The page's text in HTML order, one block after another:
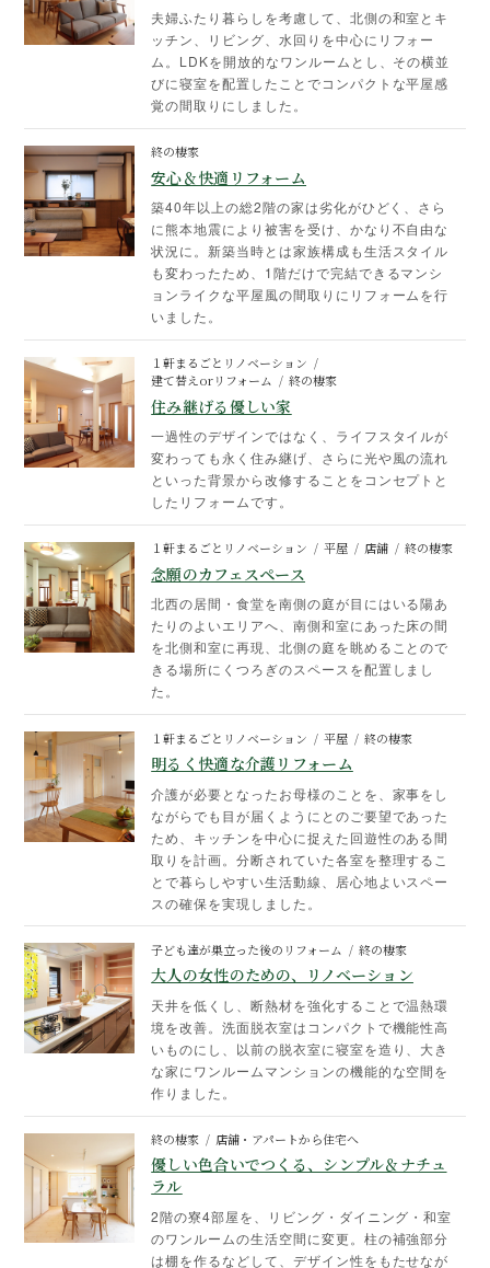
夫婦ふたり暮らしを考慮して、北側の和室とキ
ッチン、リビング、水回りを中心にリフォー
ム。LDKを開放的なワンルームとし、その横並
びに寝室を配置したことでコンパクトな平屋感
覚の間取りにしました。
終の棲家
安心＆快適リフォーム
築40年以上の総2階の家は劣化がひどく、さら
に熊本地震により被害を受け、かなり不自由な
状況に。新築当時とは家族構成も生活スタイル
も変わったため、1階だけで完結できるマンシ
ョンライクな平屋風の間取りにリフォームを行
いました。
１軒まるごとリノベーション
建て替えorリフォーム
終の棲家
住み継げる優しい家
一過性のデザインではなく、ライフスタイルが
変わっても永く住み継げ、さらに光や風の流れ
といった背景から改修することをコンセプトと
したリフォームです。
１軒まるごとリノベーション 平屋 店舗 終の棲家
念願のカフェスペース
北西の居間・食堂を南側の庭が目にはいる陽あ
たりのよいエリアへ、南側和室にあった床の間
を北側和室に再現、北側の庭を眺めることので
きる場所にくつろぎのスペースを配置しまし
た。
１軒まるごとリノベーション 平屋 終の棲家
明るく快適な介護リフォーム
介護が必要となったお母様のことを、家事をし
ながらでも目が届くようにとのご要望であった
ため、キッチンを中心に捉えた回遊性のある間
取りを計画。分断されていた各室を整理するこ
とで暮らしやすい生活動線、居心地よいスペー
スの確保を実現しました。
子ども達が巣立った後のリフォーム 終の棲家
大人の女性のための、リノベーション
天井を低くし、断熱材を強化することで温熱環
境を改善。洗面脱衣室はコンパクトで機能性高
いものにし、以前の脱衣室に寝室を造り、大き
な家にワンルームマンションの機能的な空間を
作りました。
終の棲家 店舗・アパートから住宅へ
優しい色合いでつくる、シンプル＆ナチュ
ラル
2階の寮4部屋を、リビング・ダイニング・和室
のワンルームの生活空間に変更。柱の補強部分
は棚を作るなどして、デザイン性をもたせなが